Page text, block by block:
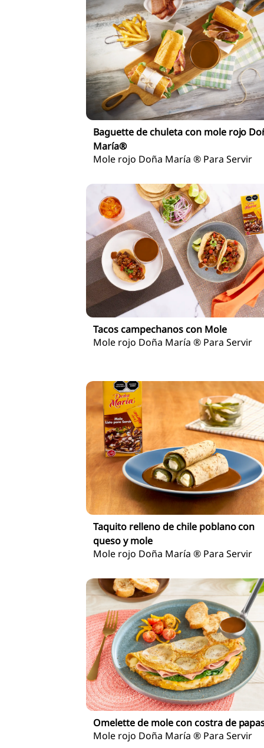
Baguette de chuleta con mole rojo
María®
Mole rojo Doña María ® Para Servir
Tacos campechanos con Mole
Mole rojo Doña María ® Para Servir
Taquito relleno de chile poblano con
queso y mole
Mole rojo Doña María ® Para Servir
Omelette de mole con costra de
Mole rojo Doña María ® Para Servir